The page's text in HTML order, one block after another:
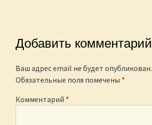
Добавить комментарий
Ваш адрес email не будет опубликован.
Обязательные поля помечены *
Комментарий *